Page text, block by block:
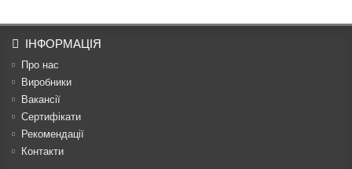
ІНФОРМАЦІЯ
Про нас
Виробники
Вакансії
Сертифікати
Рекомендації
Контакти